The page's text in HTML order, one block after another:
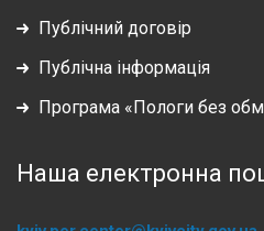
Публічний договір
Публічна інформація
Програма «Пологи без
Наша електронна